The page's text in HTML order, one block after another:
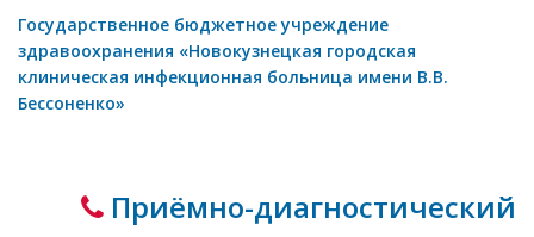
Государственное бюджетное учреждение
здравоохранения «Новокузнецкая городская
клиническая инфекционная больница имени В.В.
Бессоненко»
Приёмно-диагностический